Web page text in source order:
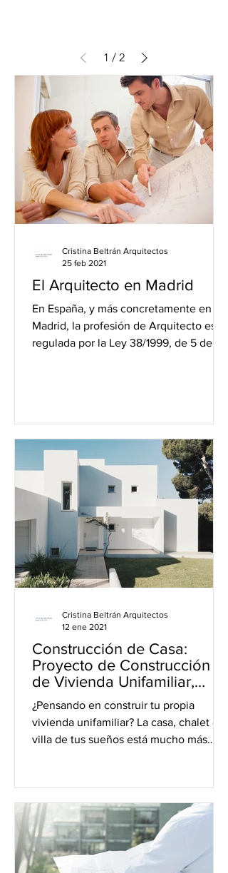
1 / 2
El Arquitecto en Madrid
En España, y más concretamente en
Madrid, la profesión de Arquitecto está
regulada por la Ley 38/1999, de 5 de
Cristina Beltrán Arquitectos
25 feb 2021
Construcción de Casa:
Proyecto de Construcción
de Vivienda Unifamiliar,
Chalet o Villa
¿Pensando en construir tu propia
vivienda unifamiliar? La casa, chalet o
villa de tus sueños está mucho más
Cristina Beltrán Arquitectos
12 ene 2021